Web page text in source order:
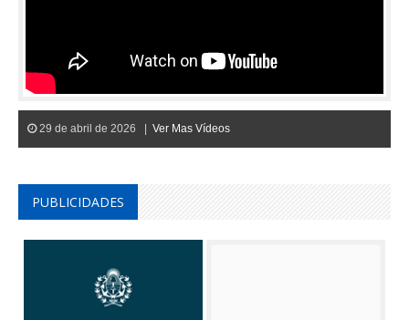
29 de abril de 2026 | Ver Mas Vídeos
PUBLICIDADES